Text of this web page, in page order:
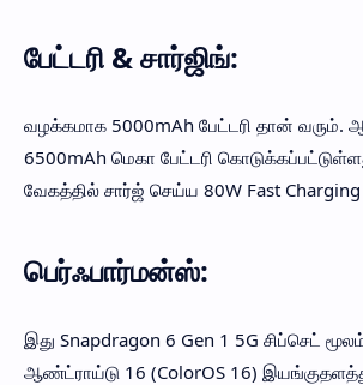
பேட்டரி & சார்ஜிங்:
வழக்கமாக 5000mAh பேட்டரி தான் வரும்.
6500mAh மெகா பேட்டரி
வேகத்தில் சார்ஜ் செய்ய 80W Fast
பெர்ஃபார்மன்ஸ்:
இது Snapdragon 6 Gen 1 5G சிப்செட்
ஆண்ட்ராய்டு 16 (ColorOS 16)